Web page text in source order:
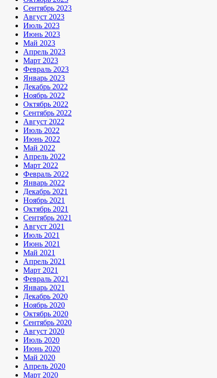
Сентябрь 2023
Август 2023
Июль 2023
Июнь 2023
Май 2023
Апрель 2023
Март 2023
Февраль 2023
Январь 2023
Декабрь 2022
Ноябрь 2022
Октябрь 2022
Сентябрь 2022
Август 2022
Июль 2022
Июнь 2022
Май 2022
Апрель 2022
Март 2022
Февраль 2022
Январь 2022
Декабрь 2021
Ноябрь 2021
Октябрь 2021
Сентябрь 2021
Август 2021
Июль 2021
Июнь 2021
Май 2021
Апрель 2021
Март 2021
Февраль 2021
Январь 2021
Декабрь 2020
Ноябрь 2020
Октябрь 2020
Сентябрь 2020
Август 2020
Июль 2020
Июнь 2020
Май 2020
Апрель 2020
Март 2020